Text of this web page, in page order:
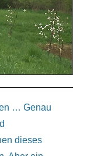
… Genau
dieses